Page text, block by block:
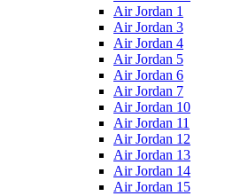
Air Jordan 1
Air Jordan 3
Air Jordan 4
Air Jordan 5
Air Jordan 6
Air Jordan 7
Air Jordan 10
Air Jordan 11
Air Jordan 12
Air Jordan 13
Air Jordan 14
Air Jordan 15